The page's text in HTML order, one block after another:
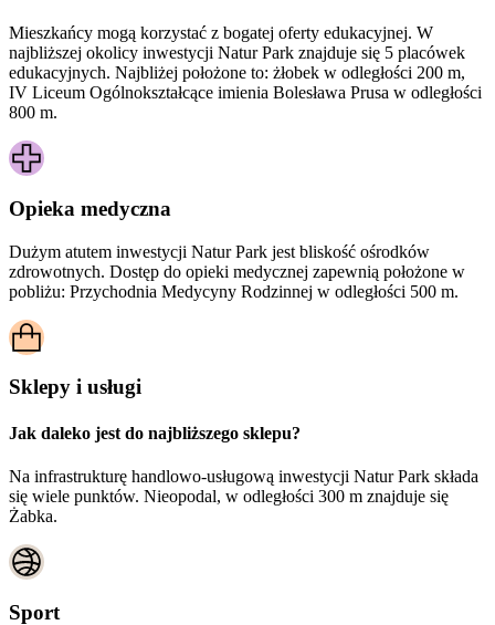
Mieszkańcy mogą korzystać z bogatej oferty edukacyjnej. W
najbliższej okolicy inwestycji Natur Park znajduje się 5 placówek
edukacyjnych. Najbliżej położone to: żłobek w odległości 200 m,
IV Liceum Ogólnokształcące imienia Bolesława Prusa w odległości
800 m.
Opieka medyczna
Dużym atutem inwestycji Natur Park jest bliskość ośrodków
zdrowotnych. Dostęp do opieki medycznej zapewnią położone w
pobliżu: Przychodnia Medycyny Rodzinnej w odległości 500 m.
Sklepy i usługi
Jak daleko jest do najbliższego sklepu?
Na infrastrukturę handlowo-usługową inwestycji Natur Park składa
się wiele punktów. Nieopodal, w odległości 300 m znajduje się
Żabka.
Sport